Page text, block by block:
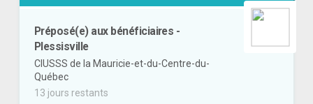
Préposé(e) aux bénéficiaires -
Plessisville
CIUSSS de la Mauricie-et-du-Centre-du-
Québec
13 jours restants